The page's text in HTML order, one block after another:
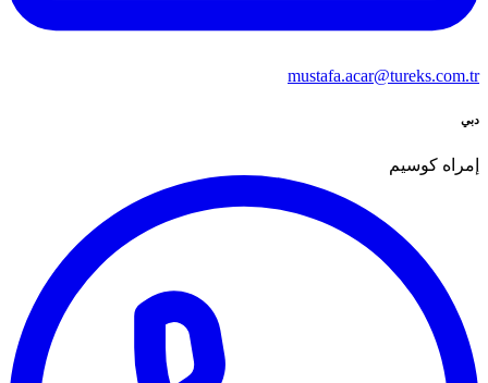
mustafa.acar@tureks.com.tr
دبي
إمراه كوسيم